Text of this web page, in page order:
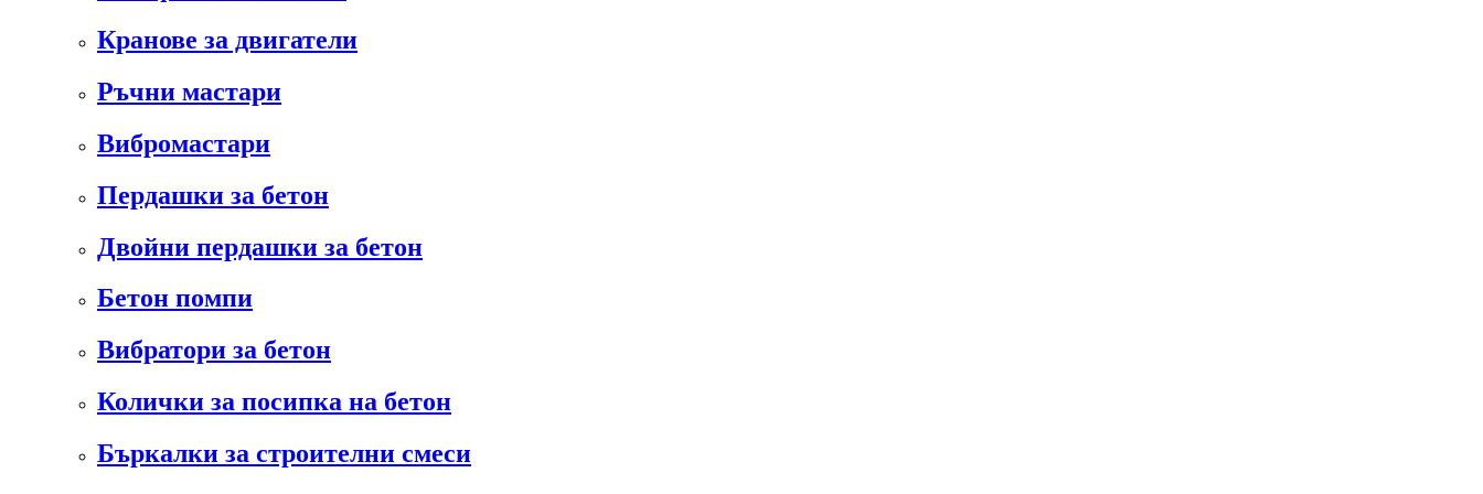
Кранове за двигатели
Ръчни мастари
Вибромастари
Пердашки за бетон
Двойни пердашки за бетон
Бетон помпи
Вибратори за бетон
Колички за посипка на бетон
Бъркалки за строителни смеси